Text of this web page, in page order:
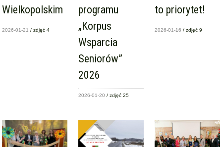
Wielkopolskim
2026-01-21 / zdjęć 4
programu
„Korpus
Wsparcia
Seniorów”
2026
2026-01-20 / zdjęć 25
to priorytet!
2026-01-16 / zdjęć 9